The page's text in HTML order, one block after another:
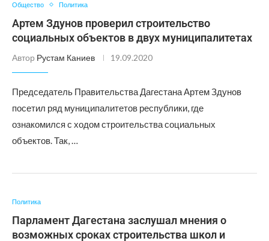
Общество Политика
Артем Здунов проверил строительство
социальных объектов в двух муниципалитетах
Автор Рустам Каниев 19.09.2020
Председатель Правительства Дагестана Артем Здунов
посетил ряд муниципалитетов республики, где
ознакомился с ходом строительства социальных
объектов. Так, …
Политика
Парламент Дагестана заслушал мнения о
возможных сроках строительства школ и